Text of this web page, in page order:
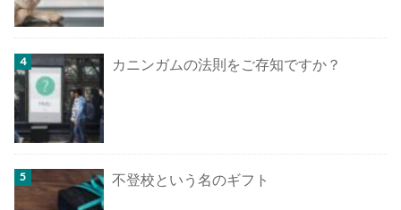
カニンガムの法則をご存知ですか？
不登校という名のギフト